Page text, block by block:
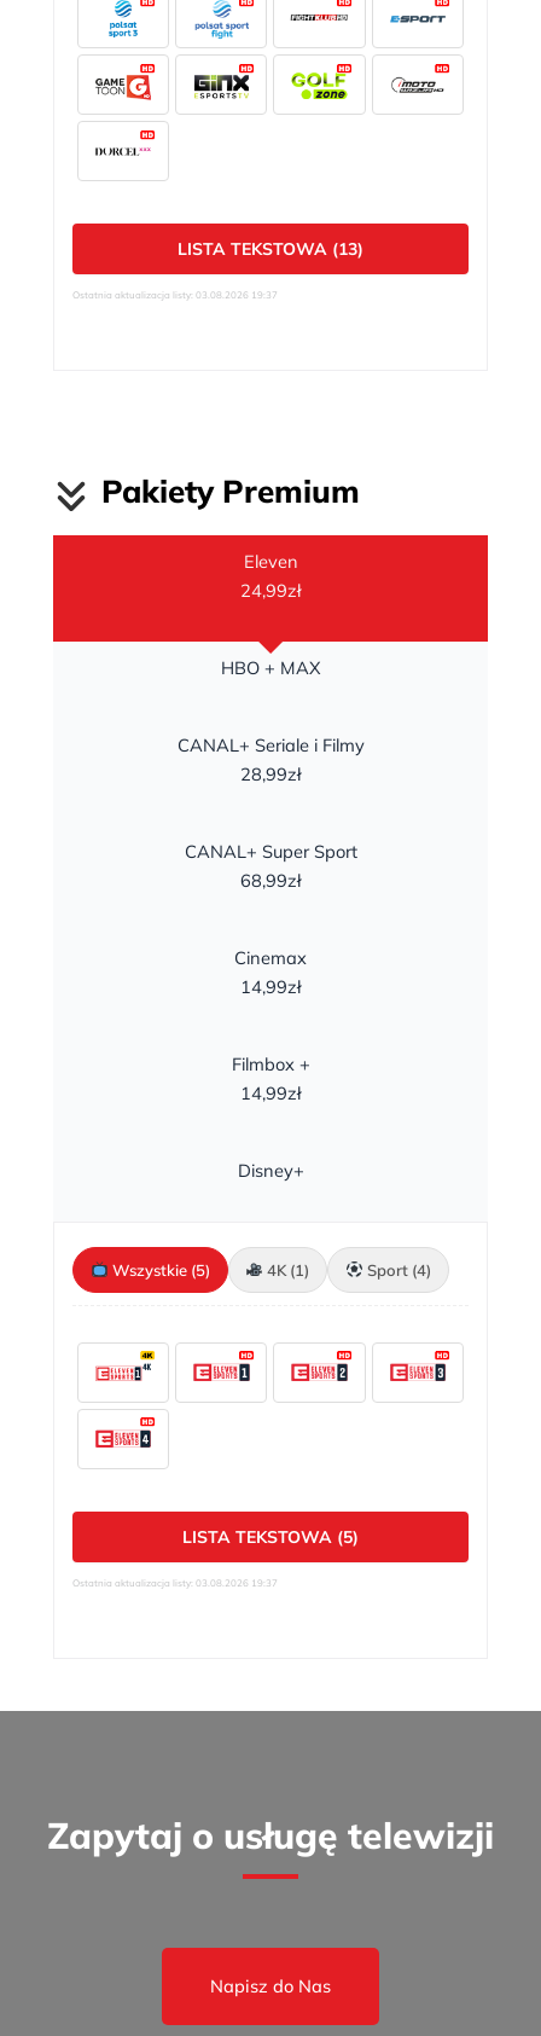
LISTA TEKSTOWA (13)
Ostatnia aktualizacja listy: 03.08.2026 19:37
Pakiety Premium
Eleven
24,99zł
HBO + MAX
CANAL+ Seriale i Filmy
28,99zł
CANAL+ Super Sport
68,99zł
Cinemax
14,99zł
Filmbox +
14,99zł
Disney+
Wszystkie (5) 4K (1) Sport (4)
LISTA TEKSTOWA (5)
Ostatnia aktualizacja listy: 03.08.2026 19:37
Zapytaj o usługę telewizji
Napisz do Nas